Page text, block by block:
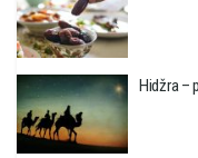
Hidžra –